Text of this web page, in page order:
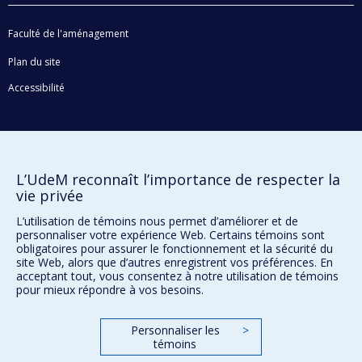
Faculté de l'aménagement
Plan du site
Accessibilité
Paramètres des témoins
L’UdeM reconnaît l’importance de respecter la
vie privée
L’utilisation de témoins nous permet d’améliorer et de
personnaliser votre expérience Web. Certains témoins sont
obligatoires pour assurer le fonctionnement et la sécurité du
site Web, alors que d’autres enregistrent vos préférences. En
acceptant tout, vous consentez à notre utilisation de témoins
pour mieux répondre à vos besoins.
Personnaliser les
témoins
>